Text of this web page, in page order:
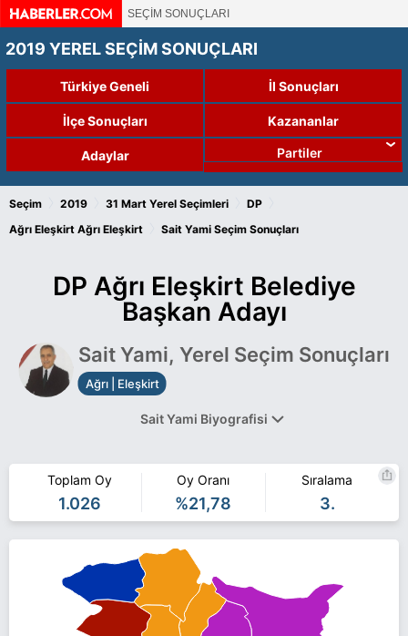
SEÇİM SONUÇLARI
2019 YEREL SEÇİM SONUÇLARI
Türkiye Geneli İl Sonuçları
İlçe Sonuçları Kazananlar
Adaylar Partiler
Seçim 2019 31 Mart Yerel Seçimleri DP
Ağrı Eleşkirt Ağrı Eleşkirt Sait Yami Seçim Sonuçları
DP Ağrı Eleşkirt Belediye
Başkan Adayı
Sait Yami, Yerel Seçim Sonuçları
Ağrı | Eleşkirt
Sait Yami Biyografisi
Ticaret Odası yönetim kurulu üyeliği yapan Yami, 1994 yılında
Refah Partisi Eleşkirt Belediye Başkan adayı oldu. Refah Partisi İl
Başkan Yardımcılığı görevini de yürüten Yami, 1999 yılında Refah
Partisinden aday olduğu Eleşkirt Belediye Başkanlığına seçildi.
2004 yılında AK Parti'den tekrar belediye başkanlığına seçilen
Yami, görevinin 2009 yılında sona ermesiyle iş hayatına kaldığı
yerden devam etti. Yami evli ve 4 çocuk babasıdır.
Sait Yami Ağrı Eleşkirt belediye başkan adayı olarak DP ile 31
Mart 2019 yerel seçimlerinde yarışıyor. Sait Yami ile ilgili daha
Toplam Oy
1.026
Oy Oranı
%21,78
Sıralama
3.